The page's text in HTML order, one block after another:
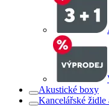
Akustické boxy
Kancelářské židle